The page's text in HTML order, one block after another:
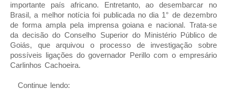
importante país africano. Entretanto, ao desembarcar no
Brasil, a melhor notícia foi publicada no dia 1° de dezembro
de forma ampla pela imprensa goiana e nacional. Trata-se
da decisão do Conselho Superior do Ministério Público de
Goiás, que arquivou o processo de investigação sobre
possíveis ligações do governador Perillo com o empresário
Carlinhos Cachoeira.
Continue lendo: